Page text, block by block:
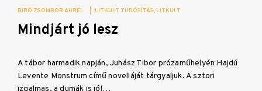
BIRÓ ZSOMBOR AURÉL LITKULT TUDÓSÍTÁS LITKULT
Mindjárt jó lesz
A tábor harmadik napján, Juhász Tibor prózaműhelyén Hajdú
Levente Monstrum című novelláját tárgyaljuk. A sztori
izgalmas, a dumák is jól…